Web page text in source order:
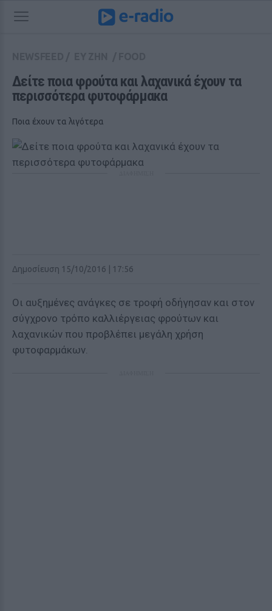
Δείτε ποια φρούτα και λαχανικά έχουν τα
περισσότερα φυτοφάρμακα
Ποια έχουν τα λιγότερα
Δημοσίευση 15/10/2016 | 17:56
Οι αυξημένες ανάγκες σε τροφή οδήγησαν και στον
σύγχρονο τρόπο καλλιέργειας φρούτων και
λαχανικών που προβλέπει μεγάλη χρήση
φυτοφαρμάκων.